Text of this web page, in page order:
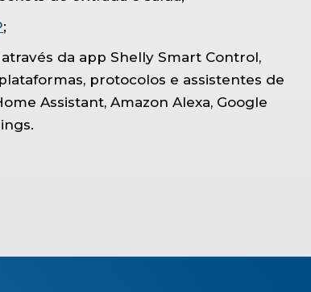
;
da app Shelly Smart Control,
protocolos e assistentes de
Assistant, Amazon Alexa, Google